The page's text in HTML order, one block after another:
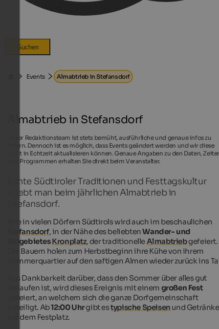
Suchen
Events Almabtrieb in Stefansdorf
Almabtrieb in Stefansdorf
Unser Redaktionsteam ist stets bemüht, ausführliche und genaue Infos zu
liefern. Dennoch ist es möglich, dass Events geändert werden und wir diese
nicht in Echtzeit aktualisieren können. Genaue Angaben zu den Daten,
und Programmen erhalten Sie direkt beim Veranstalter.
Echte Südtiroler Traditionen und Festtagskultur
erlebt man beim jährlichen Almabtrieb in
Stefansdorf.
Wie in vielen Dörfern Südtirols wird auch im beschaulichen
Stefansdorf, in der Nähe des beliebtenWander- und
SkigebietesKronplatz, der traditionelleAlmabtriebgefeiert.
Die Bauern holen zum Herbstbeginn ihre Kühe von ihrem
Sommerquartier auf den saftigen Almen wieder zurück ins
Aus Dankbarkeit darüber, dass den Sommer über alles gut
verlaufen ist, wird dieses Ereignis mit einem großen Fest
gefeiert, an welchem sich die ganze Dorfgemeinschaft
beteiligt. Ab12:00 Uhrgibt estypische Speisen und Getränke
auf dem Festplatz.